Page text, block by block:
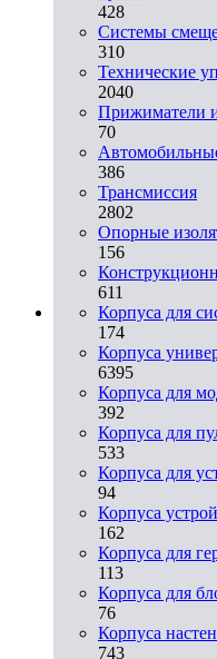
428
Системы
310
Технические
2040
Прижиматели
70
386
Трансмиссия
2802
Опорные
156
611
Корпуса для
174
Корпуса
6395
Корпуса для
392
Корпуса для
533
Корпуса для
94
Корпуса
162
Корпуса для
113
Корпуса для
76
Корпуса
743